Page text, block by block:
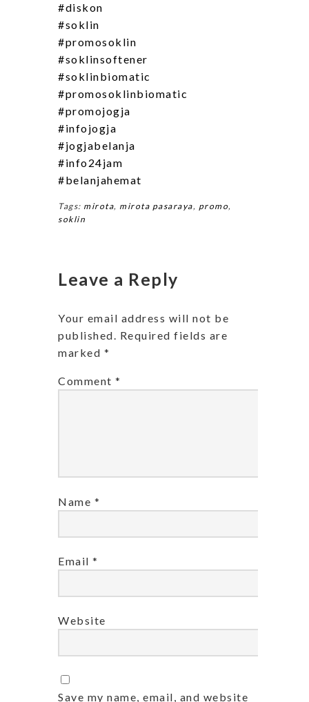
#diskon
#soklin
#promosoklin
#soklinsoftener
#soklinbiomatic
#promosoklinbiomatic
#promojogja
#infojogja
#jogjabelanja
#info24jam
#belanjahemat
Tags: mirota, mirota pasaraya, promo,
soklin
Leave a Reply
Your email address will not be
published. Required fields are
marked *
Comment *
Name *
Email *
Website
Save my name, email, and website